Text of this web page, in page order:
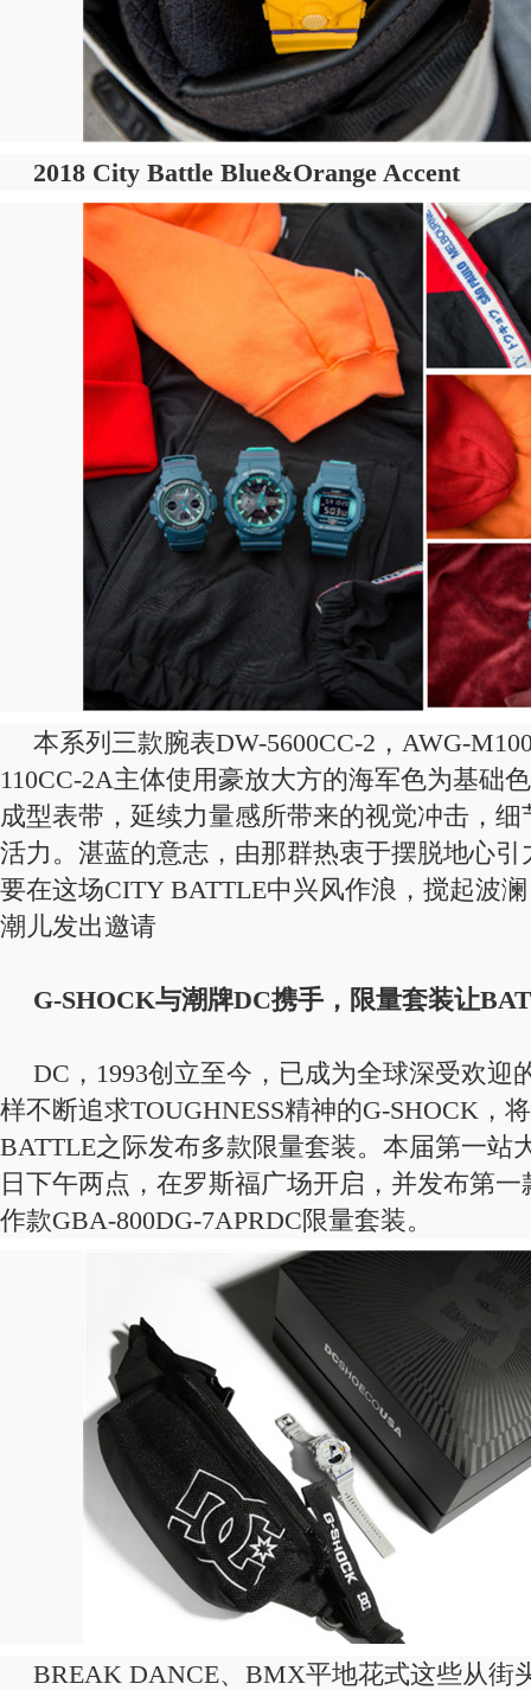
2018 City Battle Blue&Orange Accent
本系列三款腕表DW-5600CC-2，AWG-
110CC-2A主体使用豪放大方的海军色为基础
成型表带，延续力量感所带来的视觉冲击，
活力。湛蓝的意志，由那群热衷于摆脱地心
要在这场CITY BATTLE中兴风作浪，搅起波
潮儿发出邀请
G-SHOCK与潮牌DC携手，限量套装让
DC，1993创立至今，已成为全球深受欢迎
样不断追求TOUGHNESS精神的G-SHOCK，
BATTLE之际发布多款限量套装。本届第一站
日下午两点，在罗斯福广场开启，并发布第一
作款GBA-800DG-7APRDC限量套装。
BREAK DANCE、BMX平地花式这些从街